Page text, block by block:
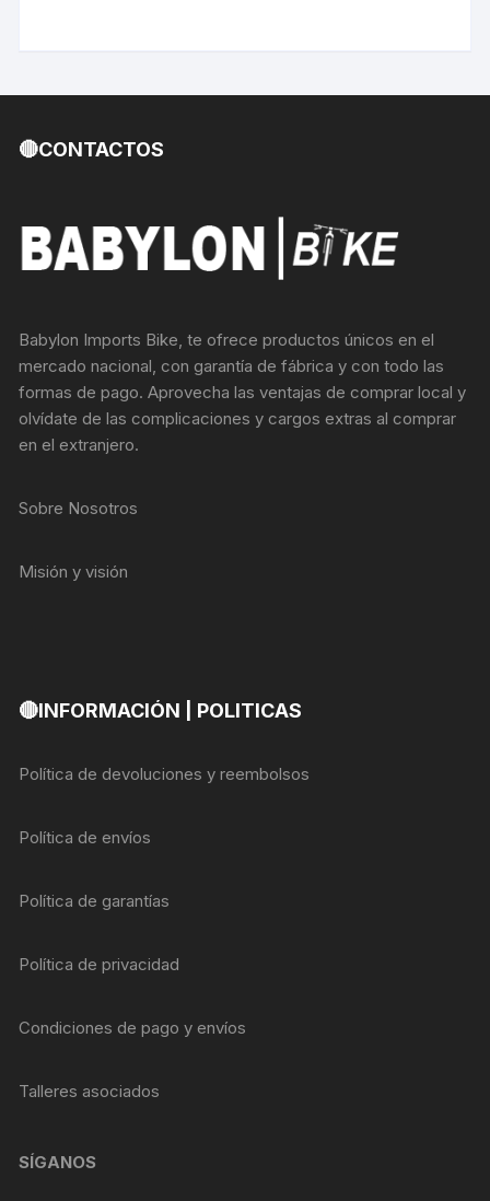
🔴CONTACTOS
Babylon Imports Bike, te ofrece productos únicos en el
mercado nacional, con garantía de fábrica y con todo las
formas de pago. Aprovecha las ventajas de comprar local y
olvídate de las complicaciones y cargos extras al comprar
en el extranjero.
Sobre Nosotros
Misión y visión
🔴INFORMACIÓN | POLITICAS
Política de devoluciones y reembolsos
Política de envíos
Política de garantías
Política de privacidad
Condiciones de pago y envíos
Talleres asociados
SÍGANOS